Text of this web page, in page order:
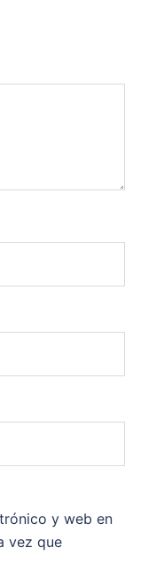
y web en
vez que